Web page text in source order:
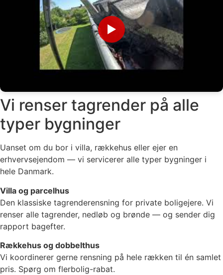
▶
Vi renser tagrender på alle
typer bygninger
Uanset om du bor i villa, rækkehus eller ejer en
erhvervsejendom — vi servicerer alle typer bygninger i
hele Danmark.
Villa og parcelhus
Den klassiske tagrenderensning for private boligejere. Vi
renser alle tagrender, nedløb og brønde — og sender dig
rapport bagefter.
Rækkehus og dobbelthus
Vi koordinerer gerne rensning på hele rækken til én samlet
pris. Spørg om flerbolig-rabat.